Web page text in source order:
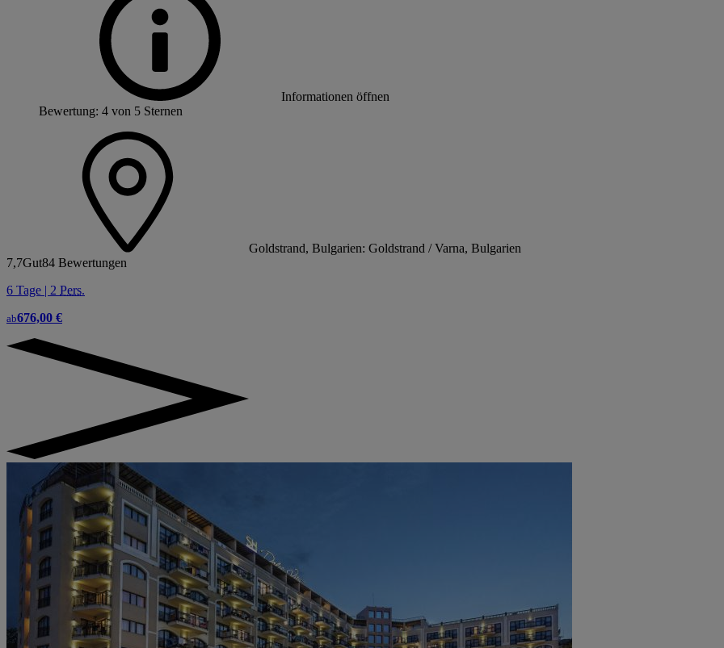
Informationen öffnen
Bewertung: 4 von 5 Sternen
Goldstrand, Bulgarien: Goldstrand / Varna, Bulgarien
7,7Gut84 Bewertungen
6 Tage | 2 Pers.
ab676,00 €